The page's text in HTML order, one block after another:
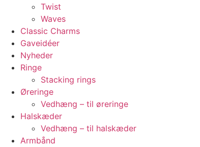
Twist
Waves
Classic Charms
Gaveidéer
Nyheder
Ringe
Stacking rings
Øreringe
Vedhæng – til øreringe
Halskæder
Vedhæng – til halskæder
Armbånd